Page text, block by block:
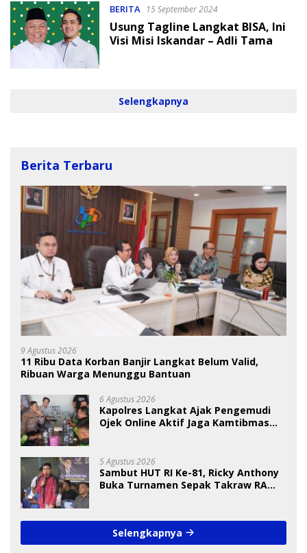
BERITA 15 September 2024
Usung Tagline Langkat BISA, Ini
Visi Misi Iskandar – Adli Tama
Selengkapnya
Berita Terbaru
9 Agustus 2026
11 Ribu Data Korban Banjir Langkat Belum Valid,
Ribuan Warga Menunggu Bantuan
6 Agustus 2026
Kapolres Langkat Ajak Pengemudi
Ojek Online Aktif Jaga Kamtibmas
5 Agustus 2026
Sambut HUT RI Ke-81, Ricky Anthony
Buka Turnamen Sepak Takraw RA
Selengkapnya